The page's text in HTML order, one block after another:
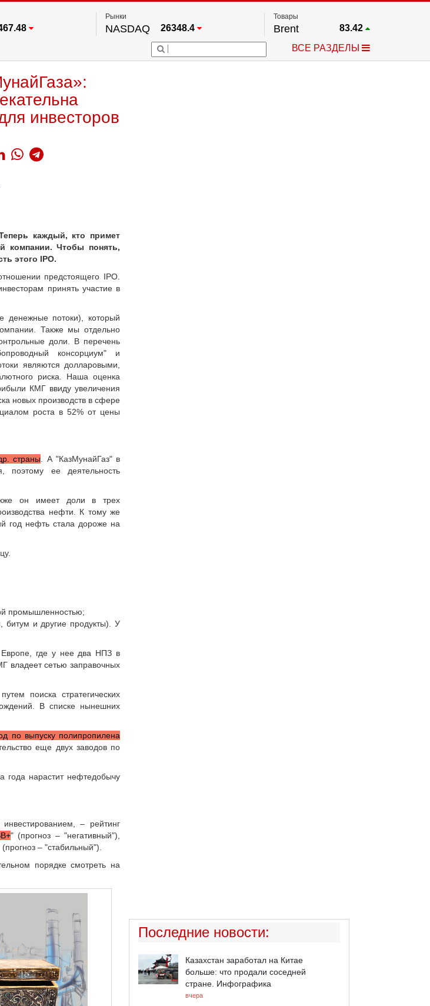
Рынки
NASDAQ 26348.4
FTSE 100 67.17
53885.1
Товары
Brent 83.42
Платина
2.626
ВСЕ РАЗДЕЛЫ
инвесторов
каждый, кто примет
компании. Чтобы понять,
этого IPO.
предстоящего IPO.
принять участие в
денежные потоки), который
Также мы отдельно
доли. В перечень
консорциум" и
являются долларовыми,
риска. Наша оценка
КМГ ввиду увеличения
новых производств в сфере
роста в 52% от цены
страны . А "КазМунайГаз" в
поэтому ее деятельность
он имеет доли в трех
нефти. К тому же
год нефть стала дороже на
промышленностью;
битум и другие продукты). У
Европе, где у нее два НПЗ в
владеет сетью заправочных
поиска стратегических
В списке нынешних
по выпуску полипропилена
еще двух заводов по
года нарастит нефтедобычу
– рейтинг
" (прогноз – "негативный"),
– "стабильный").
порядке смотреть на
Последние новости:
Казахстан заработал на Китае
больше: что продали соседней
стране. Инфографика
вчера